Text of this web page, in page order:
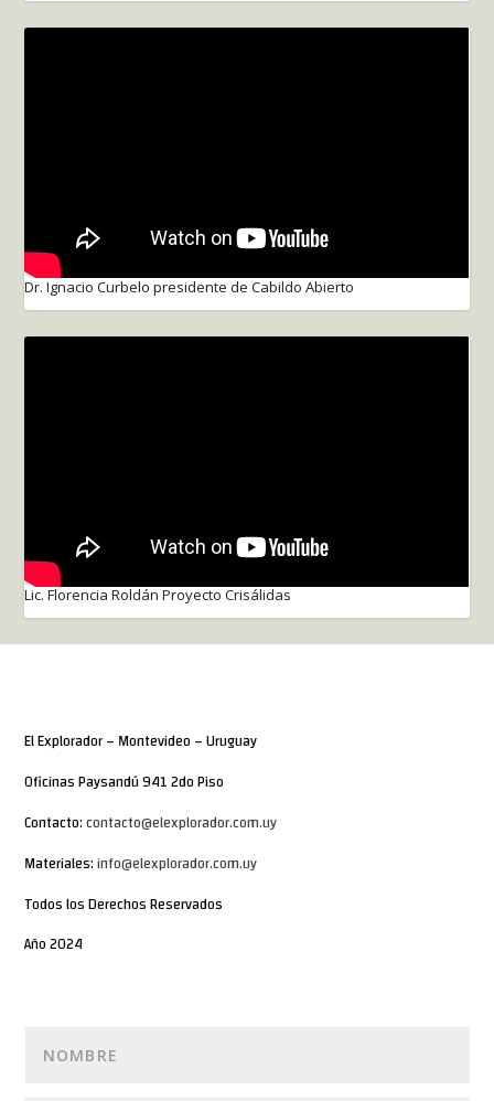
Dr. Ignacio Curbelo presidente de Cabildo Abierto
Lic. Florencia Roldán Proyecto Crisálidas
El Explorador – Montevideo – Uruguay
Oficinas Paysandú 941 2do Piso
Contacto:contacto@elexplorador.com.uy
Materiales:info@elexplorador.com.uy
Todos los Derechos Reservados
Año 2024